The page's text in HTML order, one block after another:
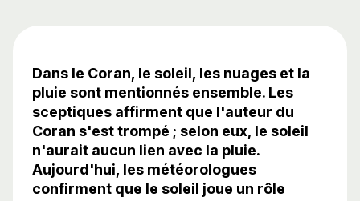
Dans le Coran, le soleil, les nuages ​​et la
pluie sont mentionnés ensemble. Les
sceptiques affirment que l'auteur du
Coran s'est trompé ; selon eux, le soleil
n'aurait aucun lien avec la pluie.
Aujourd'hui, les météorologues
confirment que le soleil joue un rôle